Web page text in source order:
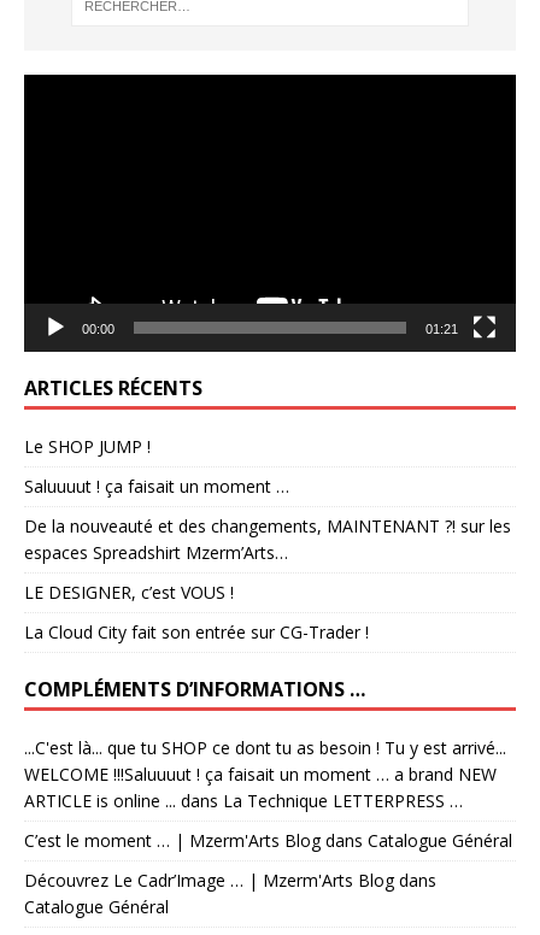
00:00 01:21
ARTICLES RÉCENTS
Le SHOP JUMP !
Saluuuut ! ça faisait un moment …
De la nouveauté et des changements, MAINTENANT ?! sur les
espaces Spreadshirt Mzerm’Arts…
LE DESIGNER, c’est VOUS !
La Cloud City fait son entrée sur CG-Trader !
COMPLÉMENTS D’INFORMATIONS …
...C'est là... que tu SHOP ce dont tu as besoin ! Tu y est arrivé...
WELCOME !!!Saluuuut ! ça faisait un moment … a brand NEW
ARTICLE is online ... dans La Technique LETTERPRESS …
C’est le moment … | Mzerm'Arts Blogdans Catalogue Général
Découvrez Le Cadr’Image … | Mzerm'Arts Blogdans
Catalogue Général